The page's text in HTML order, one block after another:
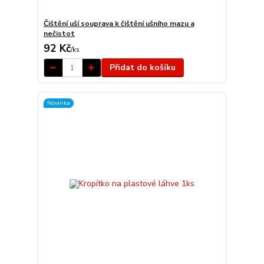
Čištění uší souprava k čištění ušního mazu a
nečistot
92 Kč/ks
Přidat do košíku
Novinka